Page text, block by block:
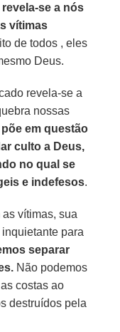
se a nós
vítimas
de todos , eles
Deus.
revela-se a
nossas
põe em questão
culto a Deus,
no qual se
e indefesos.
vítimas, sua
para
separar
Não podemos
costas ao
destruídos pela